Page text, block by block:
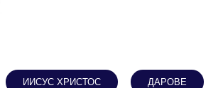
ИИСУС ХРИСТОС ДАРОВЕ